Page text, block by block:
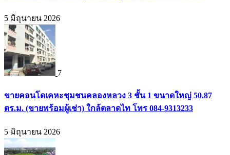
5 มิถุนายน 2026
7
ขายคอนโดเคหะชุมชนคลองหลวง 3 ชั้น 1 ขนาดใหญ่ 50.87
ตร.ม. (ขายพร้อมผู้เช่า) ใกล้ตลาดไท โทร 084-9313233
5 มิถุนายน 2026